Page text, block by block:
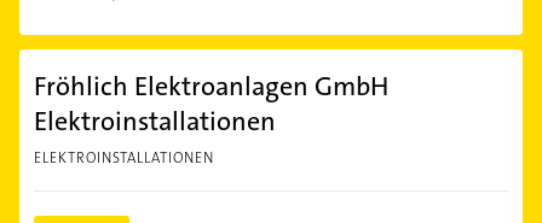
Fröhlich Elektroanlagen GmbH
Elektroinstallationen
ELEKTROINSTALLATIONEN